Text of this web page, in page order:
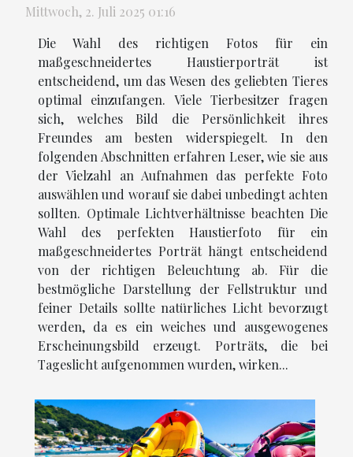
Mittwoch, 2. Juli 2025 01:16
Die Wahl des richtigen Fotos für ein
maßgeschneidertes Haustierporträt ist
entscheidend, um das Wesen des geliebten Tieres
optimal einzufangen. Viele Tierbesitzer fragen
sich, welches Bild die Persönlichkeit ihres
Freundes am besten widerspiegelt. In den
folgenden Abschnitten erfahren Leser, wie sie aus
der Vielzahl an Aufnahmen das perfekte Foto
auswählen und worauf sie dabei unbedingt achten
sollten. Optimale Lichtverhältnisse beachten Die
Wahl des perfekten Haustierfoto für ein
maßgeschneidertes Porträt hängt entscheidend
von der richtigen Beleuchtung ab. Für die
bestmögliche Darstellung der Fellstruktur und
feiner Details sollte natürliches Licht bevorzugt
werden, da es ein weiches und ausgewogenes
Erscheinungsbild erzeugt. Porträts, die bei
Tageslicht aufgenommen wurden, wirken...